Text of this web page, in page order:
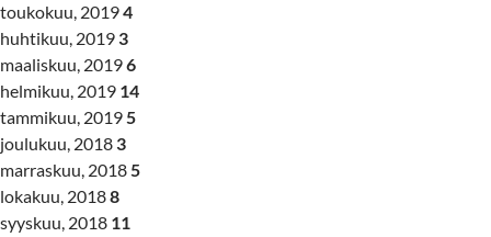
toukokuu, 20194
huhtikuu, 2019 3
maaliskuu, 20196
helmikuu, 2019 14
tammikuu, 20195
joulukuu, 2018 3
marraskuu, 20185
lokakuu, 20188
syyskuu, 2018 11